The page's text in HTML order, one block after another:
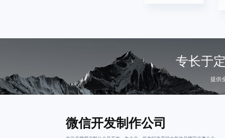
专长于
提供
微信开发制作公司